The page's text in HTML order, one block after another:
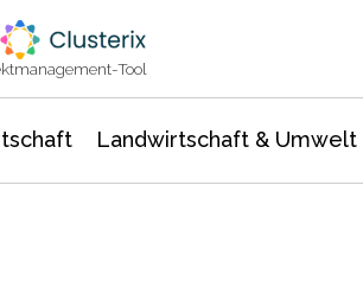
Tool
Landwirtschaft & Umwelt